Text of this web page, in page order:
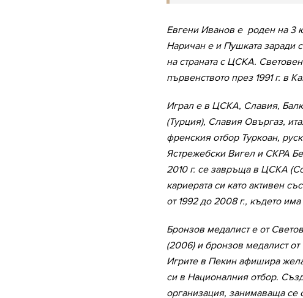
Евгени Иванов е роден на 3
Наричан е и Пушката заради
на страната с ЦСКА.
първенството през 1991 г. в
Играл е в ЦСКА, Славия,
(Турция), Славия Овъргаз,
френския отбор Туркоан,
Ястрежебски Вигел и СКРА
2010 г. се завръща в ЦСКА
кариерата си като активен
от 1992 до 2008 г., където
Бронзов медалист е от
(2006) и бронзов медалист
Игрите в Пекин афишира
си в Националния отбор.
организация, занимаваща се